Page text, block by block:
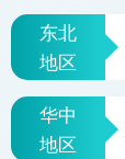
东北
地区
华中
地区